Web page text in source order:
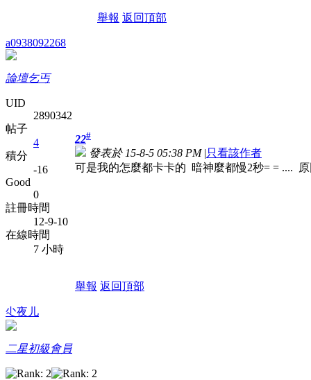
舉報 返回頂部
a0938092268
論壇乞丐
UID
2890342
帖子
4
積分
-16
Good
0
註冊時間
12-9-10
在線時間
7 小時
22#
發表於 15-8-5 05:38 PM |只看該作者
可是我的怎麼都卡卡的 暗神麼都慢2秒= = ....
舉報 返回頂部
尐夜儿
二星初級會員